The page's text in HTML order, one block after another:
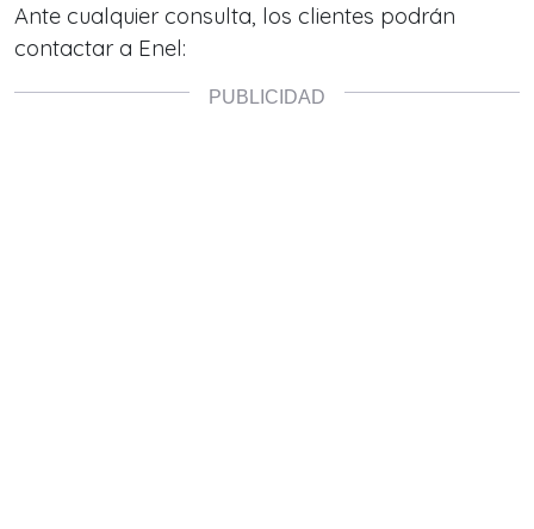
Ante cualquier consulta, los clientes podrán
contactar a Enel: